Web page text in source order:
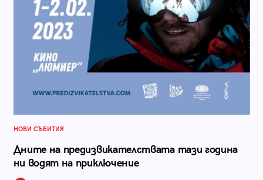
НОВИ СЪБИТИЯ
Дните на предизвикателствата тази година
ни водят на приключение